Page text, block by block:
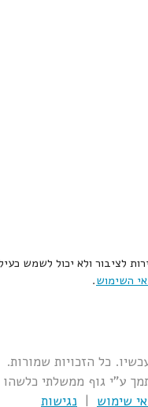
לציבור ולא יכול לשמש
השימוש.
תב"ע עכשיו. כל הזכויות
ע"י גוף ממשלתי
שימוש | נגישות